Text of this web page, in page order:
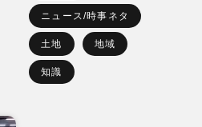
ニュース/時事ネタ
土地 地域
知識